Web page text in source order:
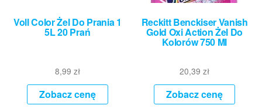
Voll Color Żel Do Prania 1
5L 20 Prań
8,99 zł
Zobacz cenę
Reckitt Benckiser Vanish
Gold Oxi Action Żel Do
Kolorów 750 Ml
20,39zł
Zobacz cenę